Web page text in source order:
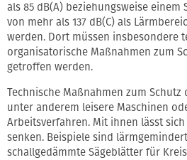
als 85 dB(A) beziehungsweise
von mehr als 137 dB(C) als
werden. Dort müssen insbesondere
organisatorische Maßnahmen zum
getroffen werden.
Technische Maßnahmen zum
unter anderem leisere Maschinen
Arbeitsverfahren. Mit ihnen lässt
senken. Beispiele sind
schallgedämmte Sägeblätter für